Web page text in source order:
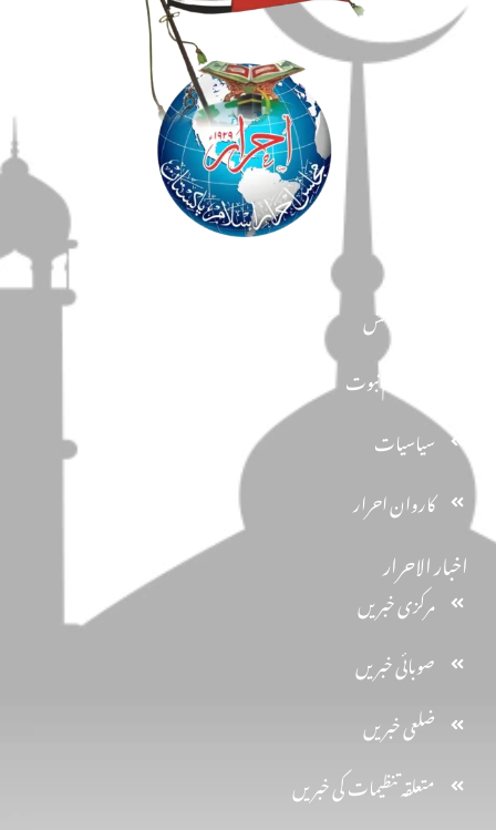
اخبار الاحرار
مرکزی خبریں
صوبائی خبریں
ضلعی خبریں
متعلقہ تنظیمات کی خبریں
دین و دانش
تحفظ ختم نبوت
سیاسیات
کاروان احرار